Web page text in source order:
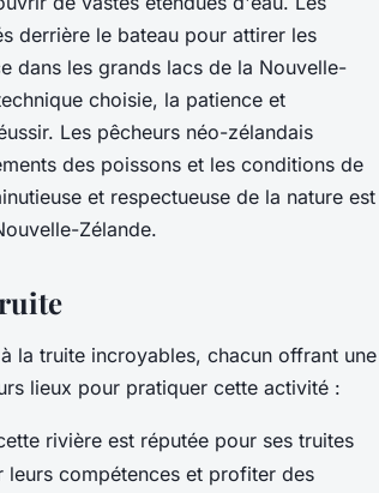
derrière le bateau pour attirer les
dans les grands lacs de la Nouvelle-
choisie, la patience et
Les pêcheurs néo-zélandais
des poissons et les conditions de
et respectueuse de la nature est
Zélande.
à la truite incroyables, chacun offrant une
lieux pour pratiquer cette activité :
rivière est réputée pour ses truites
compétences et profiter des